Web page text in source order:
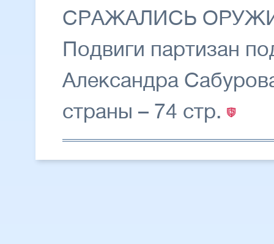
СРАЖАЛИСЬ
Подвиги партизан
Александра
страны – 74 стр.